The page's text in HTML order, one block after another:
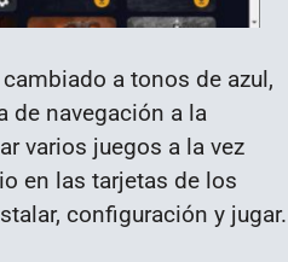
a tonos de azul,
de navegación a la
varios juegos a la vez
en las tarjetas de los
configuración y jugar.